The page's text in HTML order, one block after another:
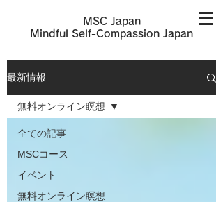
MSC Japan
​Mindful Self-Compassion Japan
最新情報
全ての記事
MSCコース
イベント
無料オンライン瞑想
無料オンライン瞑想